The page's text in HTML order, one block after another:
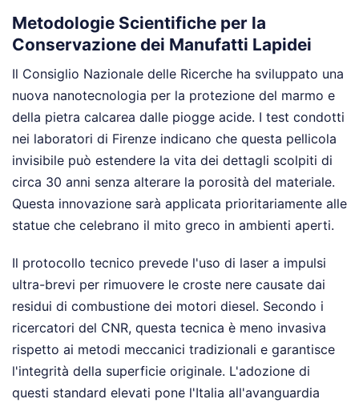
Metodologie Scientifiche per la
Conservazione dei Manufatti Lapidei
Il Consiglio Nazionale delle Ricerche ha sviluppato una
nuova nanotecnologia per la protezione del marmo e
della pietra calcarea dalle piogge acide. I test condotti
nei laboratori di Firenze indicano che questa pellicola
invisibile può estendere la vita dei dettagli scolpiti di
circa 30 anni senza alterare la porosità del materiale.
Questa innovazione sarà applicata prioritariamente alle
statue che celebrano il mito greco in ambienti aperti.
Il protocollo tecnico prevede l'uso di laser a impulsi
ultra-brevi per rimuovere le croste nere causate dai
residui di combustione dei motori diesel. Secondo i
ricercatori del CNR, questa tecnica è meno invasiva
rispetto ai metodi meccanici tradizionali e garantisce
l'integrità della superficie originale. L'adozione di
questi standard elevati pone l'Italia all'avanguardia